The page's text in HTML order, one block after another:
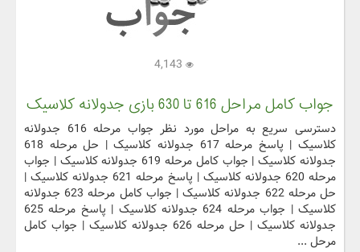
جواب کامل مراحل 616 تا 630 بازی جدولانه کلاسیک
دسترسی سریع به مراحل مورد نظر جواب مرحله 616 جدولانه
کلاسیک | پاسخ مرحله 617 جدولانه کلاسیک | حل مرحله 618
جدولانه کلاسیک | جواب کامل مرحله 619 جدولانه کلاسیک | جواب
مرحله 620 جدولانه کلاسیک | پاسخ مرحله 621 جدولانه کلاسیک |
حل مرحله 622 جدولانه کلاسیک | جواب کامل مرحله 623 جدولانه
کلاسیک | جواب مرحله 624 جدولانه کلاسیک | پاسخ مرحله 625
جدولانه کلاسیک | حل مرحله 626 جدولانه کلاسیک | جواب کامل
مرحل ...